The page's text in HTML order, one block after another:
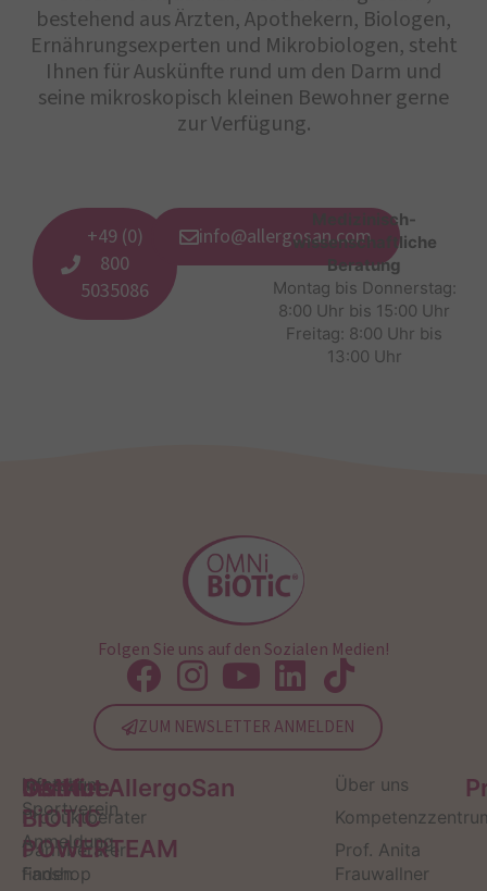
bestehend aus Ärzten, Apothekern, Biologen,
Ernährungsexperten und Mikrobiologen, steht
Ihnen für Auskünfte rund um den Darm und
seine mikroskopisch kleinen Bewohner gerne
zur Verfügung.
+49 (0)
800
5035086
info@allergosan.com
Medizinisch-
wissenschaftliche
Beratung
Montag bis Donnerstag:
8:00 Uhr bis 15:00 Uhr
Freitag: 8:00 Uhr bis
13:00 Uhr
Folgen Sie uns auf den Sozialen Medien!
ZUM NEWSLETTER ANMELDEN
Service
Kontakt
Produktberater
Darmberater
finden
OMNi-
BiOTiC
POWERTEAM
Infos zum
Sportverein
Anmeldung
Fanshop
Institut AllergoSan
Über uns
Prof. Anita
Frauwallner